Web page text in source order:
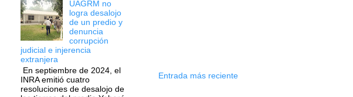
Entrada más reciente
UAGRM no
logra desalojo
de un predio y
denuncia
corrupción
judicial e injerencia
extranjera
En septiembre de 2024, el
INRA emitió cuatro
resoluciones de desalojo de